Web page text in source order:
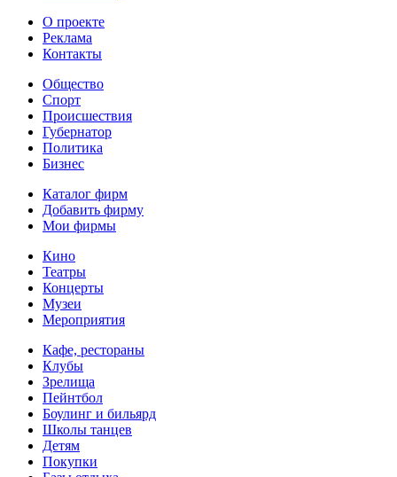
О проекте
Реклама
Контакты
Общество
Спорт
Происшествия
Губернатор
Политика
Бизнес
Каталог фирм
Добавить фирму
Мои фирмы
Кино
Театры
Концерты
Музеи
Мероприятия
Кафе, рестораны
Клубы
Зрелища
Пейнтбол
Боулинг и бильярд
Школы танцев
Детям
Покупки